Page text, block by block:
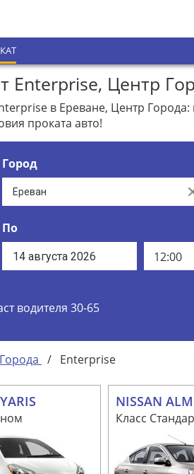
Enterprise, Центр
в Ереване, Центр Города:
проката авто!
Город
По
12:00
водителя 30-65
/ Enterprise
NISSAN
Класс